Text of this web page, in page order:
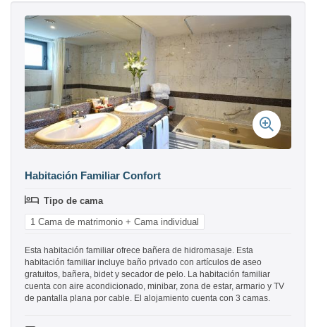
Habitación Familiar Confort
Tipo de cama
1 Cama de matrimonio + Cama individual
Esta habitación familiar ofrece bañera de hidromasaje. Esta
habitación familiar incluye baño privado con artículos de aseo
gratuitos, bañera, bidet y secador de pelo. La habitación familiar
cuenta con aire acondicionado, minibar, zona de estar, armario y TV
de pantalla plana por cable. El alojamiento cuenta con 3 camas.